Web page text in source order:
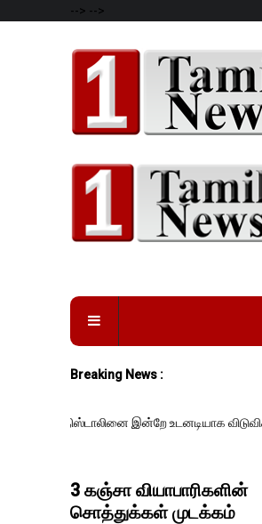
--> -->
Breaking News :
இன்றே உடனடியாக விடுவிக்கப்பட வேண்.
3 கஞ்சா வியாபாரிகளின்
சொத்துக்கள் முடக்கம்